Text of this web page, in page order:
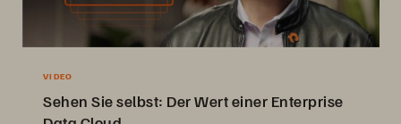
VIDEO
Sehen Sie selbst: Der Wert einer Enterprise